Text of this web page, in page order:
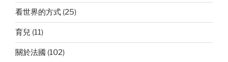
看世界的方式 (25)
育兒 (11)
關於法國 (102)